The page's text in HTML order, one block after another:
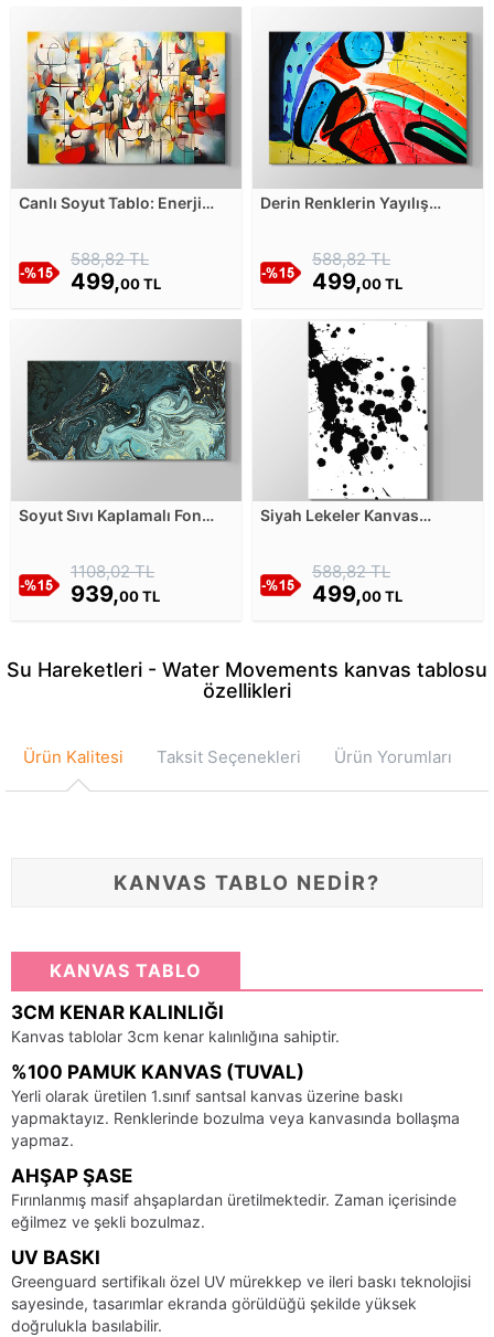
Canlı Soyut Tablo: Enerji
588,82 TL
499,00 TL
Derin Renklerin Yayılış
588,82 TL
499,00 TL
Soyut Sıvı Kaplamalı Fon
1108,02 TL
939,00 TL
Siyah Lekeler Kanvas
588,82 TL
499,00 TL
Su Hareketleri - Water Movements kanvas tablosu
özellikleri
Ürün Kalitesi Taksit Seçenekleri Ürün Yorumları
KANVAS TABLO NEDİR?
KANVAS TABLO
3CM KENAR KALINLIĞI
Kanvas tablolar 3cm kenar kalınlığına sahiptir.
%100 PAMUK KANVAS (TUVAL)
Yerli olarak üretilen 1.sınıf santsal kanvas üzerine baskı
yapmaktayız. Renklerinde bozulma veya kanvasında bollaşma
yapmaz.
AHŞAP ŞASE
Fırınlanmış masif ahşaplardan üretilmektedir. Zaman içerisinde
eğilmez ve şekli bozulmaz.
UV BASKI
Greenguard sertifikalı özel UV mürekkep ve ileri baskı teknolojisi
sayesinde, tasarımlar ekranda görüldüğü şekilde yüksek
doğrulukla basılabilir.